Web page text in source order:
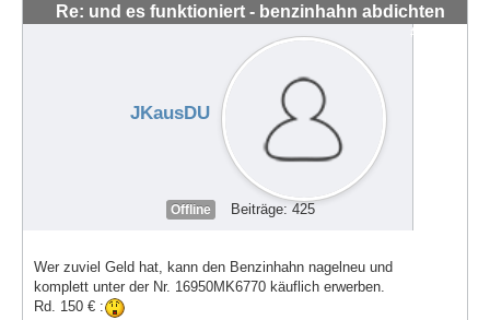
Re: und es funktioniert - benzinhahn abdichten
#56318
JKausDU
Offline Beiträge: 425
Wer zuviel Geld hat, kann den Benzinhahn nagelneu und
komplett unter der Nr. 16950MK6770 käuflich erwerben.
Rd. 150 € :